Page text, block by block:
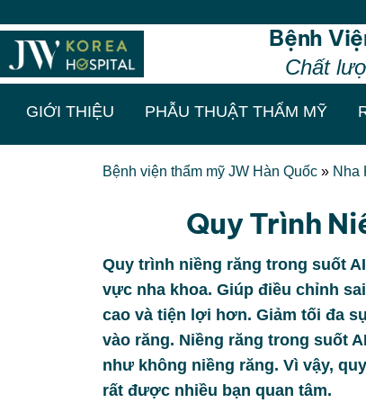
Bệnh
Chất
GIỚI THIỆU PHẪU THUẬT THẨM MỸ
Bệnh viện thẩm mỹ JW Hàn Quốc » Nha
Quy Trình
Quy trình niềng răng trong suốt
vực nha khoa. Giúp điều chỉnh
cao và tiện lợi hơn. Giảm tối đa
vào răng. Niềng răng trong suốt
như không niềng răng. Vì vậy,
rất được nhiều bạn quan tâm.